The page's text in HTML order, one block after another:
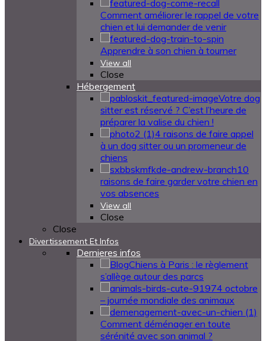
Comment améliorer le rappel de votre
chien et lui demander de venir
Apprendre à son chien à tourner
View all
Close
Hébergement
Votre dog
sitter est réservé ? C’est l’heure de
préparer la valise du chien !
4 raisons de faire appel
à un dog sitter ou un promeneur de
chiens
10
raisons de faire garder votre chien en
vos absences
View all
Close
Close
Divertissement Et Infos
Dernieres infos
Chiens à Paris : le règlement
s’allège autour des parcs
4 octobre
– journée mondiale des animaux
Comment déménager en toute
sérénité avec son animal ?